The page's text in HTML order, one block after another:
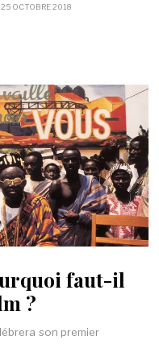
25 OCTOBRE 2018
faut-il
?
son premier